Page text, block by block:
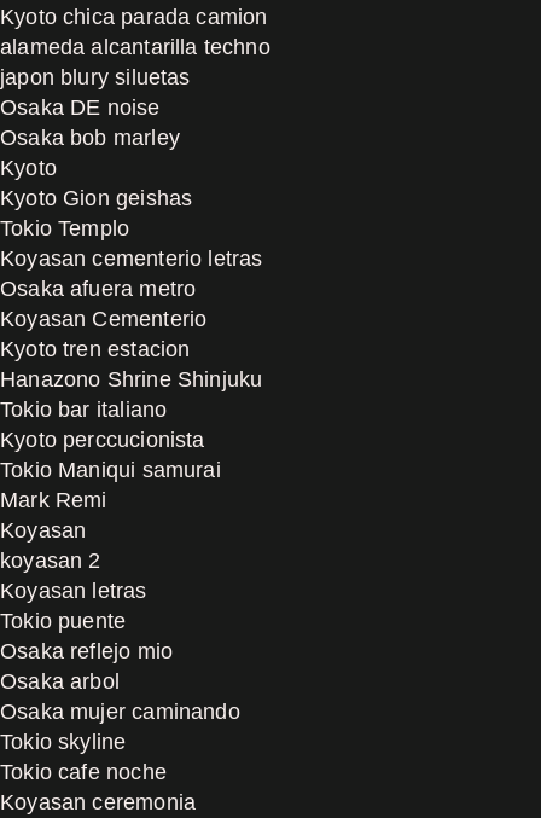
Kyoto chica parada camion
alameda alcantarilla techno
japon blury siluetas
Osaka DE noise
Osaka bob marley
Kyoto
Kyoto Gion geishas
Tokio Templo
Koyasan cementerio letras
Osaka afuera metro
Koyasan Cementerio
Kyoto tren estacion
Hanazono Shrine Shinjuku
Tokio bar italiano
Kyoto perccucionista
Tokio Maniqui samurai
Mark Remi
Koyasan
koyasan 2
Koyasan letras
Tokio puente
Osaka reflejo mio
Osaka arbol
Osaka mujer caminando
Tokio skyline
Tokio cafe noche
Koyasan ceremonia